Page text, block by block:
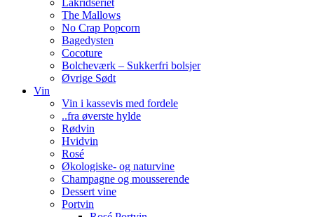
Lakridseriet
The Mallows
No Crap Popcorn
Bagedysten
Cocoture
Bolcheværk – Sukkerfri bolsjer
Øvrige Sødt
Vin
Vin i kassevis med fordele
..fra øverste hylde
Rødvin
Hvidvin
Rosé
Økologiske- og naturvine
Champagne og mousserende
Dessert vine
Portvin